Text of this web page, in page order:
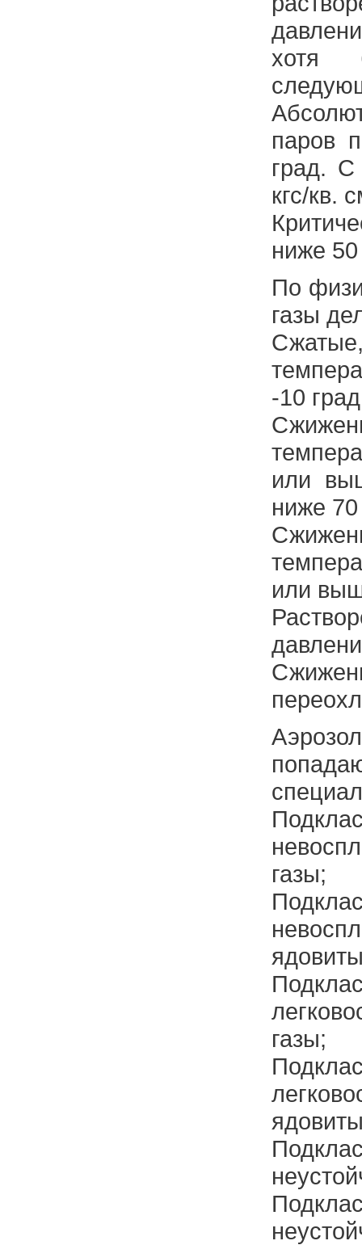
хотя
паров
град.
кгс/кв.
ниже
По
газы
-10
или
ниже
или
газы;
газы;